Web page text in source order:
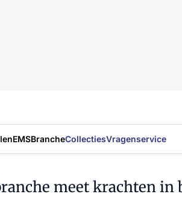
EMSBrancheCollectiesVragenservice
meet krachten in